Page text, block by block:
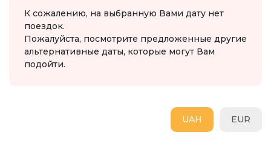
К сожалению, на выбранную Вами дату нет
поездок.
Пожалуйста, посмотрите предложенные другие
альтернативные даты, которые могут Вам
подойти.
EUR
UAH